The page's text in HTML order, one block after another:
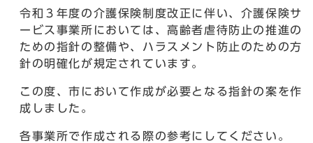
令和３年度の介護保険制度改正に伴い、介護保険サ
ービス事業所においては、高齢者虐待防止の推進の
ための指針の整備や、ハラスメント防止のための方
針の明確化が規定されています。
この度、市において作成が必要となる指針の案を作
成しました。
各事業所で作成される際の参考にしてください。